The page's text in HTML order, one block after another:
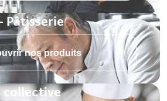
Pâtisserie
nos produits
collective